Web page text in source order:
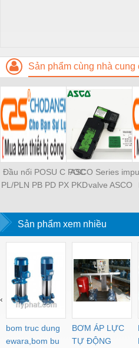
Sản phẩm cùng nhà cung
Đầu nối POSU C POC
PL/PLN PB PD PX PKD
PLF PMF PTL SL SS
SCA SAFS SASF HVFS
HVSF PU PV PE PY
HVFF PLJ PYJ PP PG
PEG PW PGJ PPGJ
PYJW SL-C PC-C
POC-C PL-C
ASCO Series
valve ASCO
SCG353A044
SCG353A047
SCG353A050
SXE353.060
Sản phẩm xem nhiều
bom truc dung
ewara,bom bu
BƠM ÁP LỰC
TỰ ĐỘNG
‹